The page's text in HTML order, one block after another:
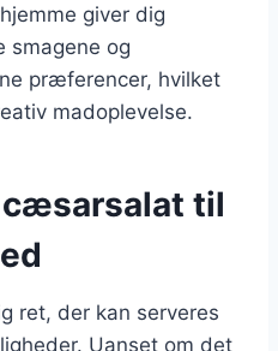
giver dig
smagene og
præferencer, hvilket
madoplevelse.
til
ret, der kan serveres
Uanset om det